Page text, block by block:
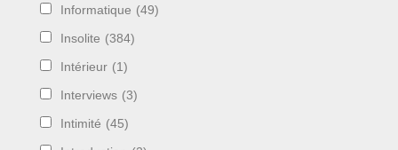
Informatique (49)
Insolite (384)
Intérieur (1)
Interviews (3)
Intimité (45)